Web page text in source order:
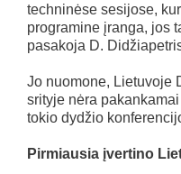
techninėse sesijose,
programine įranga, jos
pasakoja D.
Jo nuomone, Lietuvoje
srityje nėra
tokio dydžio
Pirmiausia įvertino